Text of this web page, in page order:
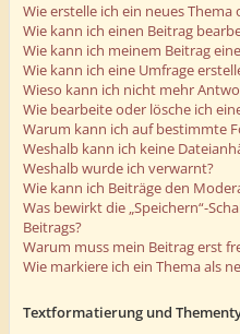
Wie erstelle ich ein neues
Wie kann ich einen Beitrag
Wie kann ich meinem Beitrag
Wie kann ich eine Umfrage
Wieso kann ich nicht mehr
Wie bearbeite oder lösche ich
Warum kann ich auf bestimmte
Weshalb kann ich keine
Weshalb wurde ich verwarnt?
Wie kann ich Beiträge den
Was bewirkt die „Speichern“-
Beitrags?
Warum muss mein Beitrag erst
Wie markiere ich ein Thema als
Textformatierung und